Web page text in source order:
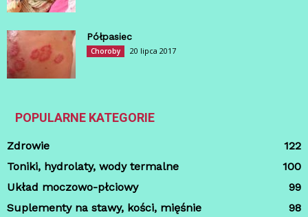
Półpasiec
Choroby 20 lipca 2017
POPULARNE KATEGORIE
Zdrowie
122
Toniki, hydrolaty, wody termalne
100
Układ moczowo-płciowy
99
Suplementy na stawy, kości, mięśnie
98